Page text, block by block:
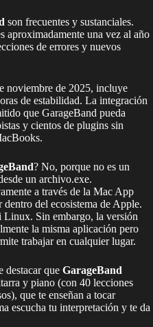
son frecuentes y sustanciales.
aproximadamente una vez al año
de errores y nuevos
noviembre de 2025, incluye
de estabilidad. La integración
que GarageBand pueda
y cientos de plugins sin
? No, porque no es un
un archivo.exe.
a través de la Mac App
del ecosistema de Apple.
Linux. Sin embargo, la versión
la misma aplicación pero
trabajar en cualquier lugar.
destacar que GarageBand
y piano (con 40 lecciones
que te enseñan a tocar
escucha tu interpretación y te da